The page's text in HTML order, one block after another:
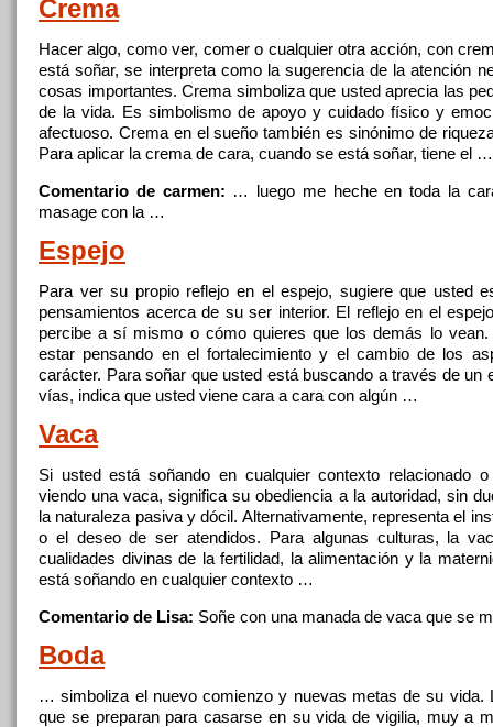
Crema
Hacer algo, como ver, comer o cualquier otra acción, con
está soñar, se interpreta como la sugerencia de la atención
cosas importantes. Crema simboliza que usted aprecia las
de la vida. Es simbolismo de apoyo y cuidado físico y
afectuoso. Crema enel sueño también es sinónimo de
Para aplicar la crema de cara, cuando se está soñar, tiene el …
Comentario de carmen: … luego me hecheen toda la
masage con la …
Espejo
Para ver su propio reflejo enel espejo, sugiere que usted
pensamientos acerca de su ser interior. El reflejoen el
percibea sí mismo o cómo quieres que los demás lo vean.
estar pensando enel fortalecimiento y el cambio de los
carácter. Para soñar que usted está buscando através de un
vías, indica que usted viene cara a cara con algún …
Vaca
Si usted está soñando encualquier contexto relacionado
viendo una vaca, significa su obediencia ala autoridad, sin
la naturaleza pasiva y dócil. Alternativamente, representa el
o el deseo de ser atendidos. Para algunas culturas, la
cualidades divinas de la fertilidad, la alimentación y la
está soñando en cualquier contexto …
Comentario de Lisa: Soñe con una manada de vaca que se
Boda
… simboliza el nuevo comienzo y nuevas metas de su vida.
que se preparan para casarse ensu vida de vigilia, muya